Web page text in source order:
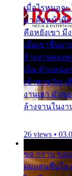
เมื่อไรหนอจ
มา คือหน้าที่เ
คือหยังเขา มี
เมื่อเขาชื่นบ
ล้างจานคอย
เป็น ตำแหน่ง
เข้าพาขวัญ เ
งานเฮา มัวซ
ล้างจานในงา
26 views •
ขอ กราบ ขอ
ผมแสนชื่นใจ